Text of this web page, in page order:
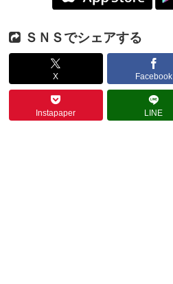
ＳＮＳでシェアする
X Facebook
Instapaper LINE